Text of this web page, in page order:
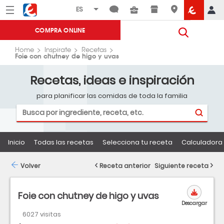
Menú Eroski
COMPRA ONLINE
Home Inspirate Recetas
Foie con chutney de higo y uvas
Recetas, ideas e inspiración
para planificar las comidas de toda la familia
Inicio Todas las recetas Selecciona tu receta
Foie con chutney de higo y uvas
6027 visitas
Descargar
Volver Receta anterior Siguiente receta